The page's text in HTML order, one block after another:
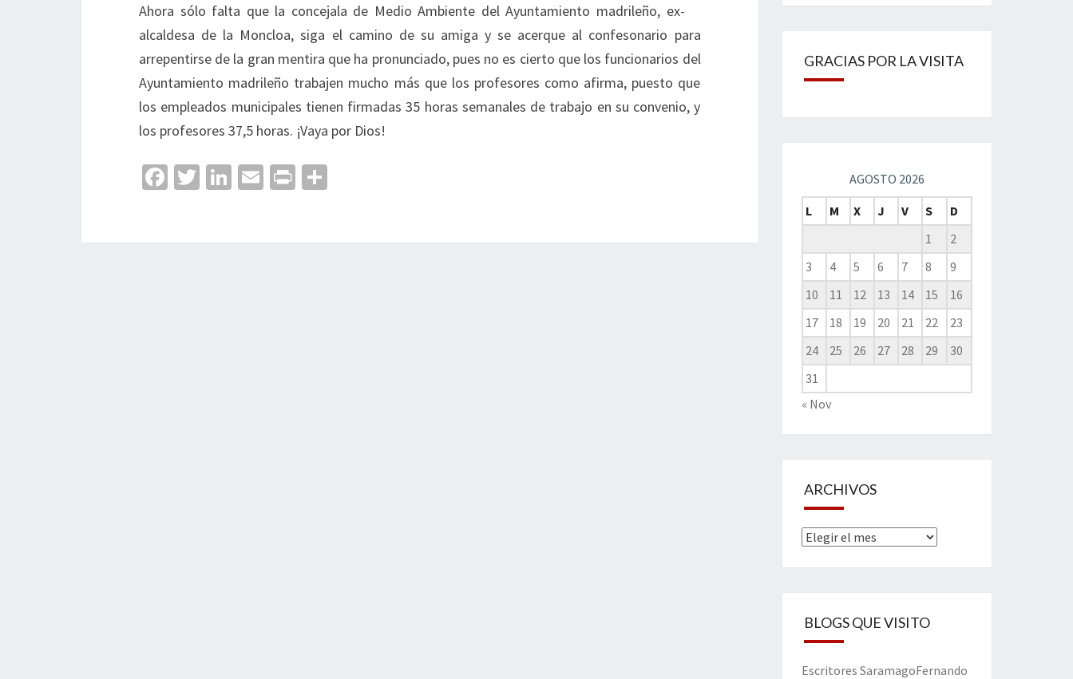
Ahora sólo falta que la concejala de Medio Ambiente del Ayuntamiento madrileño, ex-
alcaldesa de la Moncloa, siga el camino de su amiga y se acerque al confesonario para
arrepentirse de la gran mentira que ha pronunciado, pues no es cierto que los funcionarios del
Ayuntamiento madrileño trabajen mucho más que los profesores como afirma, puesto que
los empleados municipales tienen firmadas 35 horas semanales de trabajo en su convenio, y
los profesores 37,5 horas. ¡Vaya por Dios!
Fa T
Li
E
Pr
GRACIAS POR LA VISITA
AGOSTO 2026
L
M X J V S
D
1
2
3
4 5 6 7 8
9
10
11 12 13 14 15
16
17
18 19 20 21 22
23
24
25 26 27 28 29
30
31
« Nov
ARCHIVOS
Archivos
BLOGS QUE VISITO
Escritores SaramagoFernando